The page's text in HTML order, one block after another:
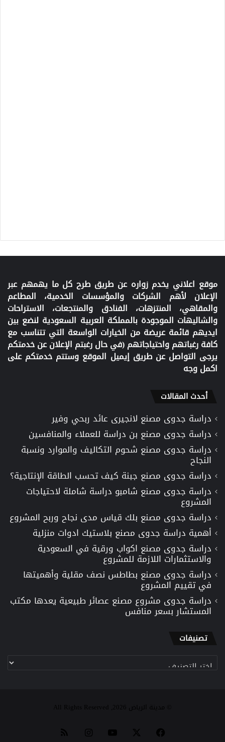
موقع اعلاني يخدم زواره عن طريق طرح كل ما يهمهم عبر
الإعلان لأهم الشركات والمؤسسات الخدمية، المطاعم
والمقاهي، المنتزهات، الفنادق والمنتجعات، الاستراحات
والشاليهات الموجودة بالمملكة العربية السعودية لنضع بين
ايديهم قائمة عريضة من الخيارات الواسعة التي تتناسب مع
كافة رغباتهم واحتياجاتهم (في حال رغبتم الإعلان عن خدمتكم
يرجى التواصل عن طريق إيميل الموقع وستتم خدمتكم على
اكمل وجه
أحدث المقالات
دراسة جدوى مصنع لانجيرى عائد ربحي وفير
دراسة جدوى مصنع بن دراسة للعملاء والمنافسين
دراسة جدوى مصنع شحوم التكاليف والموارد ونسبة
النجاح
دراسة جدوى مصنع جبنة كيف تحسب الطاقة الإنتاجية؟
دراسة جدوى مصنع شامبو دراسة شاملة لاحتياجات
المشروع
دراسة جدوى مصنع بلك قياس مدى نجاح وربح المشروع
أهمية دراسة جدوى مصنع بلاستيك ادوات منزلية
دراسة جدوى مصنع اكواب ورقية في السعودية
والاستثمارات اللازمة للمشروع
دراسة جدوى مصنع بطاطس نصف مقلية وأهميتها
في تقييم المشروع
دراسة جدوى مشروع مصنع عصائر طبيعية يعدها مكتب
المستشار بسعر منافس
تصنيفات
تصنيفات
© مدينة الرياض 2026, All Rights Reserved
فيسبوك ‫YouTube انستقرام